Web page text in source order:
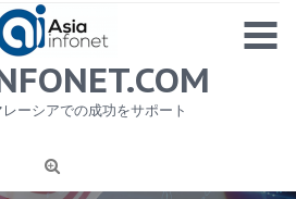
1
ーシアでの成功をサポート